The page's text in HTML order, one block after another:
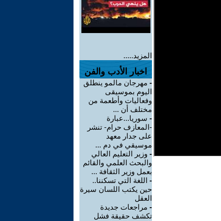
المزيد.....
اخبار الأدب والفن
- مهرجان مالمو ينطلق
اليوم بموسيقى
وفعاليات وأطعمة من
مختلف أن ...
- سوريا...عبارة
-المعازف حرام- تنشر
على جدار معهد
موسيقي في دم ...
- وزير التعليم العالي
والبحث العلمي والقائم
بعمل وزير الثقافة ...
- اللغة التي تسكننا..
حين يكتب اللسان سيرة
العقل
- مراجعات جديدة
تكشف حقيقة فشل